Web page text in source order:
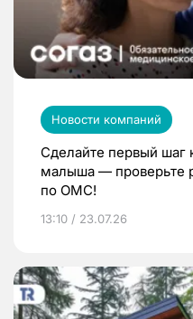
Новости компаний
Сделайте первый шаг
малыша — проверьте
по ОМС!
13:10 / 23.07.26